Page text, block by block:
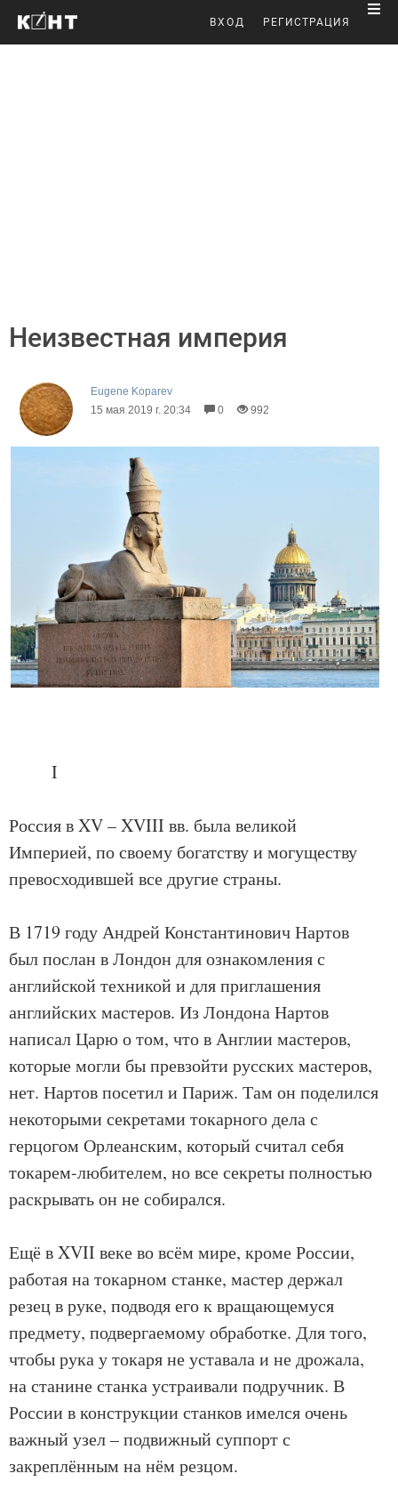
ВХОД РЕГИСТРАЦИЯ
Неизвестная империя
Eugene Koparev
15 мая 2019 г. 20:34
0 992
I
Россия в XV – XVIII вв. была великой
Империей, по своему богатству и могуществу
превосходившей все другие страны.
В 1719 году Андрей Константинович Нартов
был послан в Лондон для ознакомления с
английской техникой и для приглашения
английских мастеров. Из Лондона Нартов
написал Царю о том, что в Англии мастеров,
которые могли бы превзойти русских мастеров,
нет. Нартов посетил и Париж. Там он поделился
некоторыми секретами токарного дела с
герцогом Орлеанским, который считал себя
токарем-любителем, но все секреты полностью
раскрывать он не собирался.
Ещё в XVII веке во всём мире, кроме России,
работая на токарном станке, мастер держал
резец в руке, подводя его к вращающемуся
предмету, подвергаемому обработке. Для того,
чтобы рука у токаря не уставала и не дрожала,
на станине станка устраивали подручник. В
России в конструкции станков имелся очень
важный узел – подвижный суппорт с
закреплённым на нём резцом.